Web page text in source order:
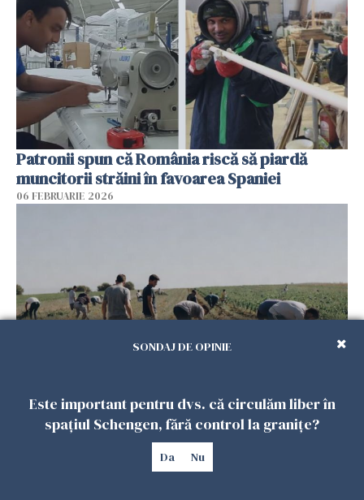
Patronii spun că România riscă să piardă
muncitorii străini în favoarea Spaniei
06 FEBRUARIE 2026
Muncitori români exploatați de clanul „Muti”
în Spania: 17 arestări în urma unui raid al
poliției
SONDAJ DE OPINIE
Este important pentru dvs. că circulăm liber în
spațiul Schengen, fără control la granițe?
Da Nu